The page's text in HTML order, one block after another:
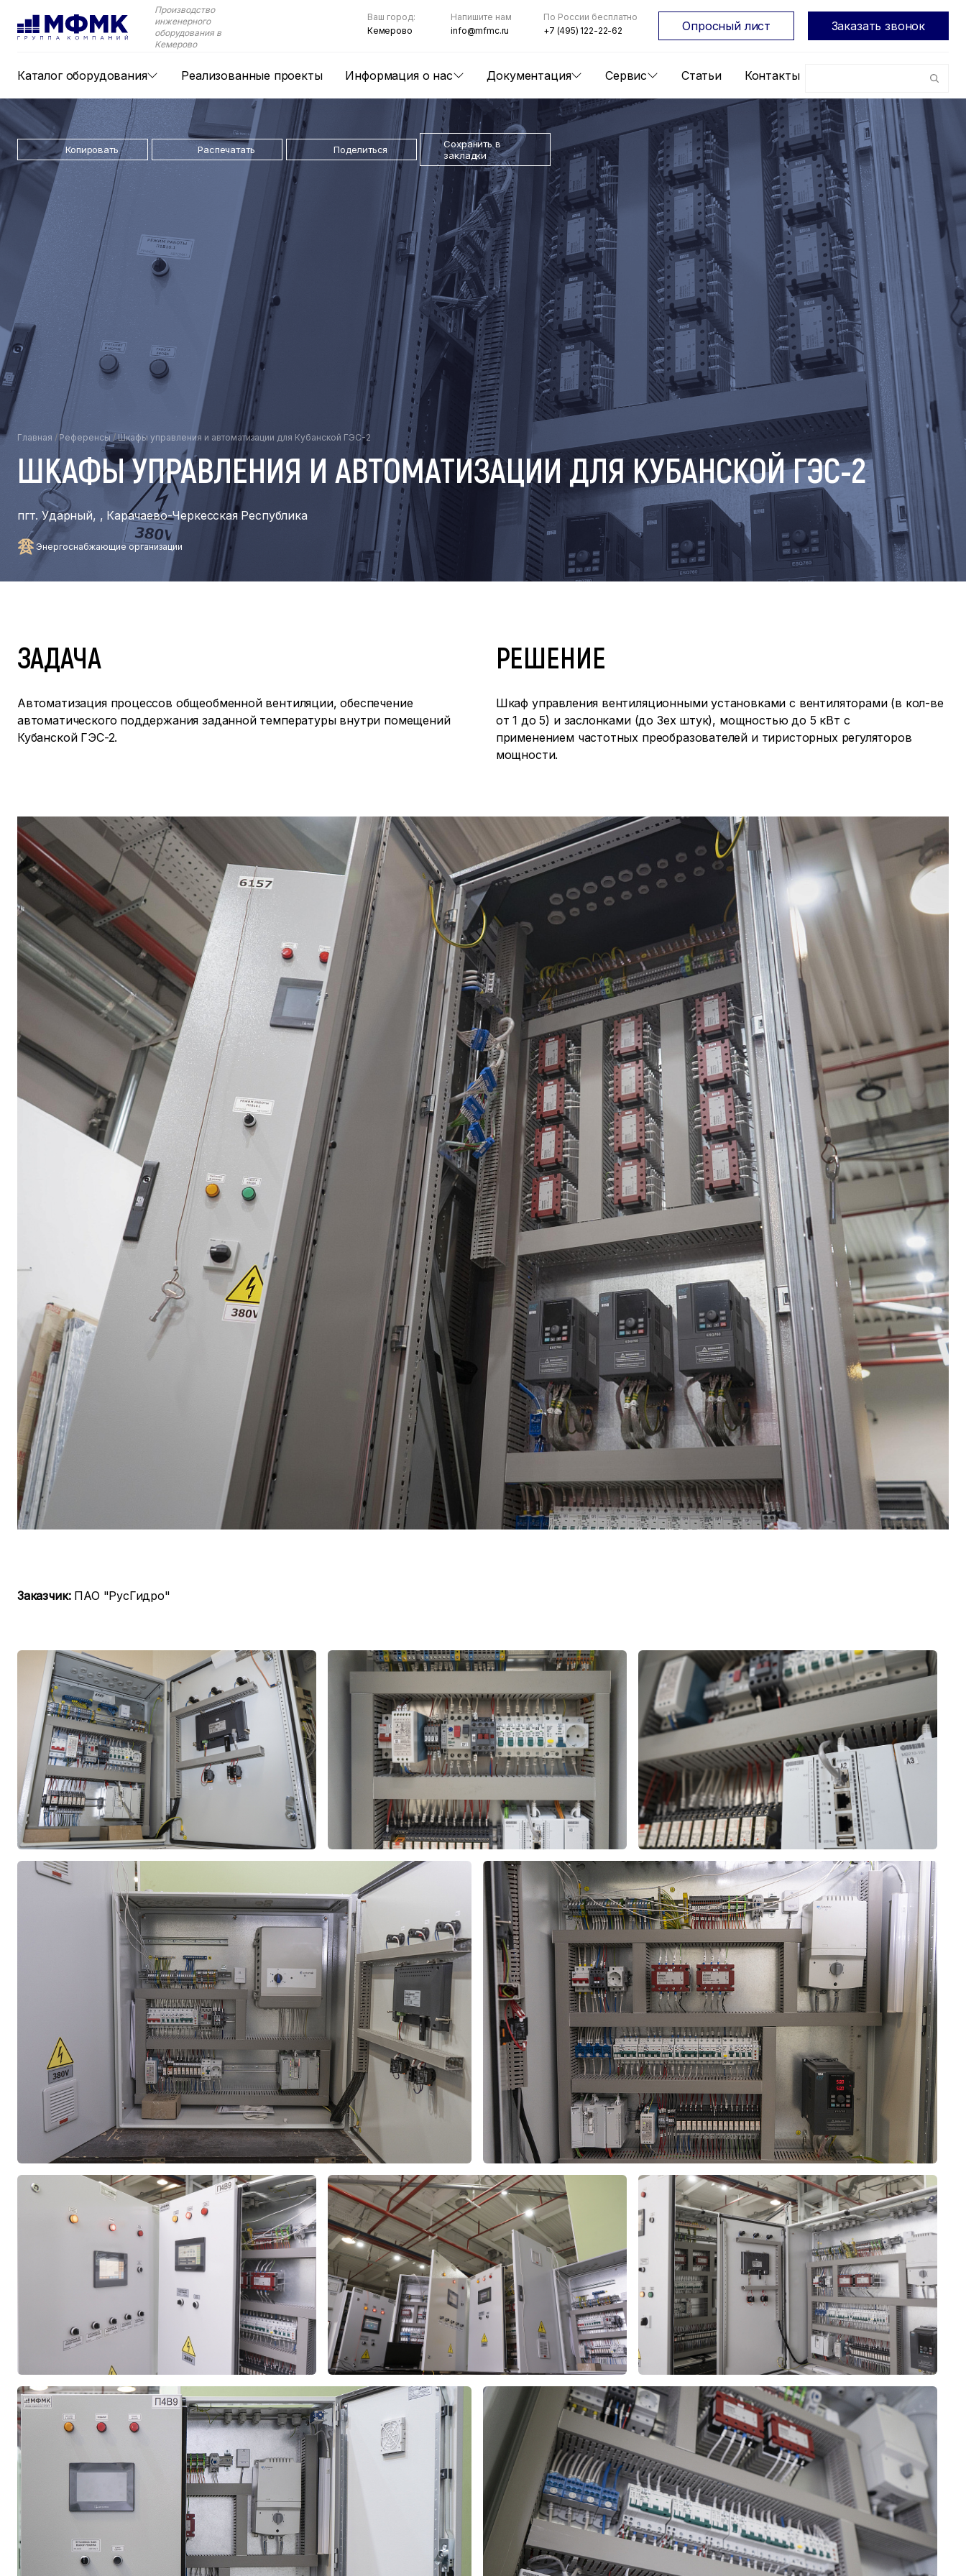
Производство
инженерного
оборудования в
Кемерово
Каталог оборудования Реализованные проекты Информация о нас Документация Сервис Статьи Контакты
Ваш город:
Кемерово
Напишите нам
info@mfmc.ru
По России бесплатно
+7 (495) 122-22-62
Опросный лист Заказать звонок
Копировать Распечатать Поделиться
Сохранить в
закладки
Главная /Референсы /Шкафы управления и автоматизации для Кубанской ГЭС-2
ШКАФЫ УПРАВЛЕНИЯ И АВТОМАТИЗАЦИИ ДЛЯ КУБАНСКОЙ ГЭС-2
пгт. Ударный, , Карачаево-Черкесская Республика
Энергоснабжающие организации
ЗАДАЧА
Автоматизация процессов общеобменной вентиляции, обеспечение
автоматического поддержания заданной температуры внутри помещений
Кубанской ГЭС-2.
РЕШЕНИЕ
Шкаф управления вентиляционными установками с вентиляторами (в кол-ве
от 1 до 5) и заслонками (до 3ех штук), мощностью до 5 кВт с
применением частотных преобразователей и тиристорных регуляторов
мощности.
Заказчик: ПАО "РусГидро"